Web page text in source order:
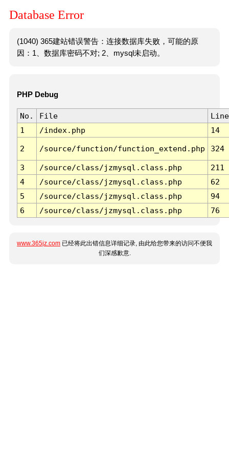
Database Error
(1040) 365建站错误警告：连接数据库失败，可能的原
因：1、数据库密码不对; 2、mysql未启动。
PHP Debug
No. File
Line
1
/index.php 14
2 /source/function/function_extend.php 324
3 /source/class/jzmysql.class.php
211
4
/source/class/jzmysql.class.php
62
5
/source/class/jzmysql.class.php
94
6
/source/class/jzmysql.class.php 76
www.365jz.com 已经将此出错信息详细记录, 由此给您带来的访问不便我
们深感歉意.